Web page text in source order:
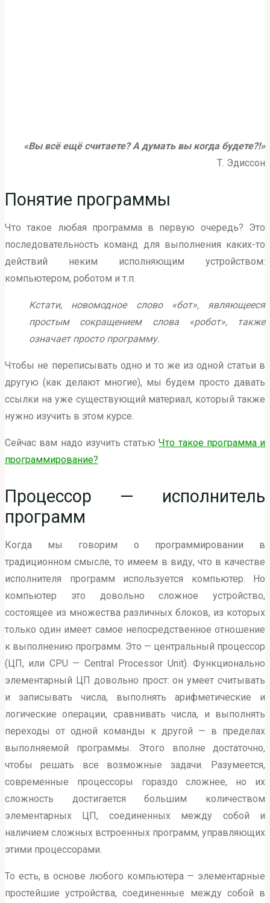
«Вы всё ещё считаете? А думать вы когда будете?!»
Т. Эдиссон
Понятие программы
Что такое любая программа в первую очередь? Это
последовательность команд для выполнения каких-то
действий неким исполняющим устройством:
компьютером, роботом и т.п.
Кстати, новомодное слово «бот», являющееся
простым сокращением слова «робот», также
означает просто программу.
Чтобы не переписывать одно и то же из одной статьи в
другую (как делают многие), мы будем просто давать
ссылки на уже существующий материал, который также
нужно изучить в этом курсе.
Сейчас вам надо изучить статьюЧто такое программа и
программирование?
Процессор — исполнитель
программ
Когда мы говорим о программировании в
традиционном смысле, то имеем в виду, что в качестве
исполнителя программ используется компьютер. Но
компьютер это довольно сложное устройство,
состоящее из множества различных блоков, из которых
только один имеет самое непосредственное отношение
к выполнению программ. Это — центральный процессор
(ЦП, или CPU — Central Processor Unit). Функционально
элементарный ЦП довольно прост: он умеет считывать
и записывать числа, выполнять арифметические и
логические операции, сравнивать числа, и выполнять
переходы от одной команды к другой — в пределах
выполняемой программы. Этого вполне достаточно,
чтобы решать все возможные задачи. Разумеется,
современные процессоры гораздо сложнее, но их
сложность достигается большим количеством
элементарных ЦП, соединенных между собой и
наличием сложных встроенных программ, управляющих
этими процессорами.
То есть, в основе любого компьютера — элементарные
простейшие устройства, соединенные между собой в